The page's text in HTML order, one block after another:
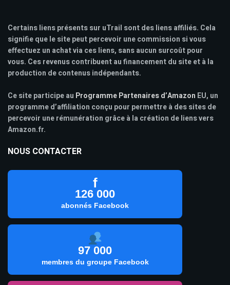
Certains liens présents sur uTrail sont des liens affiliés. Cela
signifie que le site peut percevoir une commission si vous
effectuez un achat via ces liens, sans aucun surcoût pour
vous. Ces revenus contribuent au financement du site et à la
production de contenus indépendants.
Ce site participe au Programme Partenaires d’Amazon EU, un
programme d’affiliation conçu pour permettre à des sites de
percevoir une rémunération grâce à la création de liens vers
Amazon.fr.
NOUS CONTACTER
f
126 000
abonnés Facebook
97 000
membres du groupe Facebook